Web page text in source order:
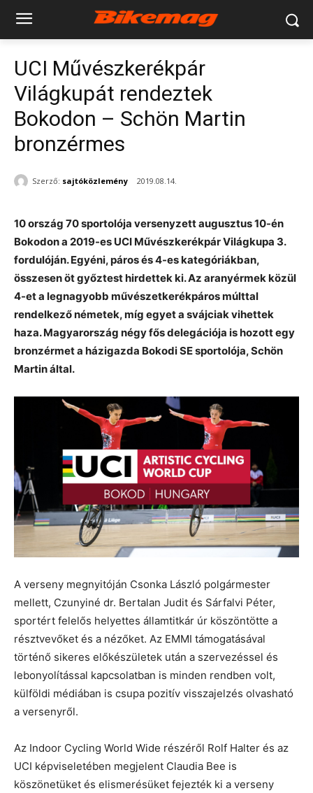
UCI Művészkerékpár
Világkupát rendeztek
Bokodon – Schön Martin
bronzérmes
Szerző: sajtóközlemény 2019.08.14.
10 ország 70 sportolója versenyzett augusztus 10-én
Bokodon a 2019-es UCI Művészkerékpár Világkupa 3.
fordulóján. Egyéni, páros és 4-es kategóriákban,
összesen öt győztest hirdettek ki. Az aranyérmek közül
4-et a legnagyobb művészetkerékpáros múlttal
rendelkező németek, míg egyet a svájciak vihettek
haza. Magyarország négy fős delegációja is hozott egy
bronzérmet a házigazda Bokodi SE sportolója, Schön
Martin által.
A verseny megnyitóján Csonka László polgármester
mellett, Czunyiné dr. Bertalan Judit és Sárfalvi Péter,
sportért felelős helyettes államtitkár úr köszöntötte a
résztvevőket és a nézőket. Az EMMI támogatásával
történő sikeres előkészületek után a ​​​szervezéssel és
lebonyolítással kapcsolatban is minden rendben volt,
külföldi médiában is csupa pozitív visszajelzés olvasható
a versenyről.
Az Indoor Cycling World Wide részéről Rolf Halter és az
UCI képviseletében megjelent Claudia Bee is
köszönetüket és elismerésüket fejezték ki a verseny